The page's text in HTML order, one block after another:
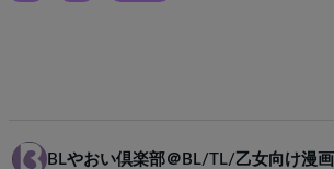
BLやおい倶楽部＠BL/TL/乙女向け漫画